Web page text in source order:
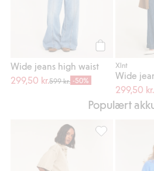
Wide jeans high waist
299,50 kr.599 kr. -50%
Xlnt
Wide
299,50 kr.
Populært
Wide jeans